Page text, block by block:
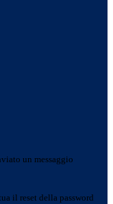
un messaggio
il reset della password